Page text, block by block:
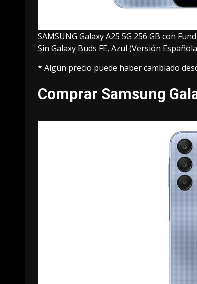
SAMSUNG Galaxy A25 5G 256 GB con
Sin Galaxy Buds FE, Azul (Versión
* Algún precio puede haber cambiado
Comprar Samsung